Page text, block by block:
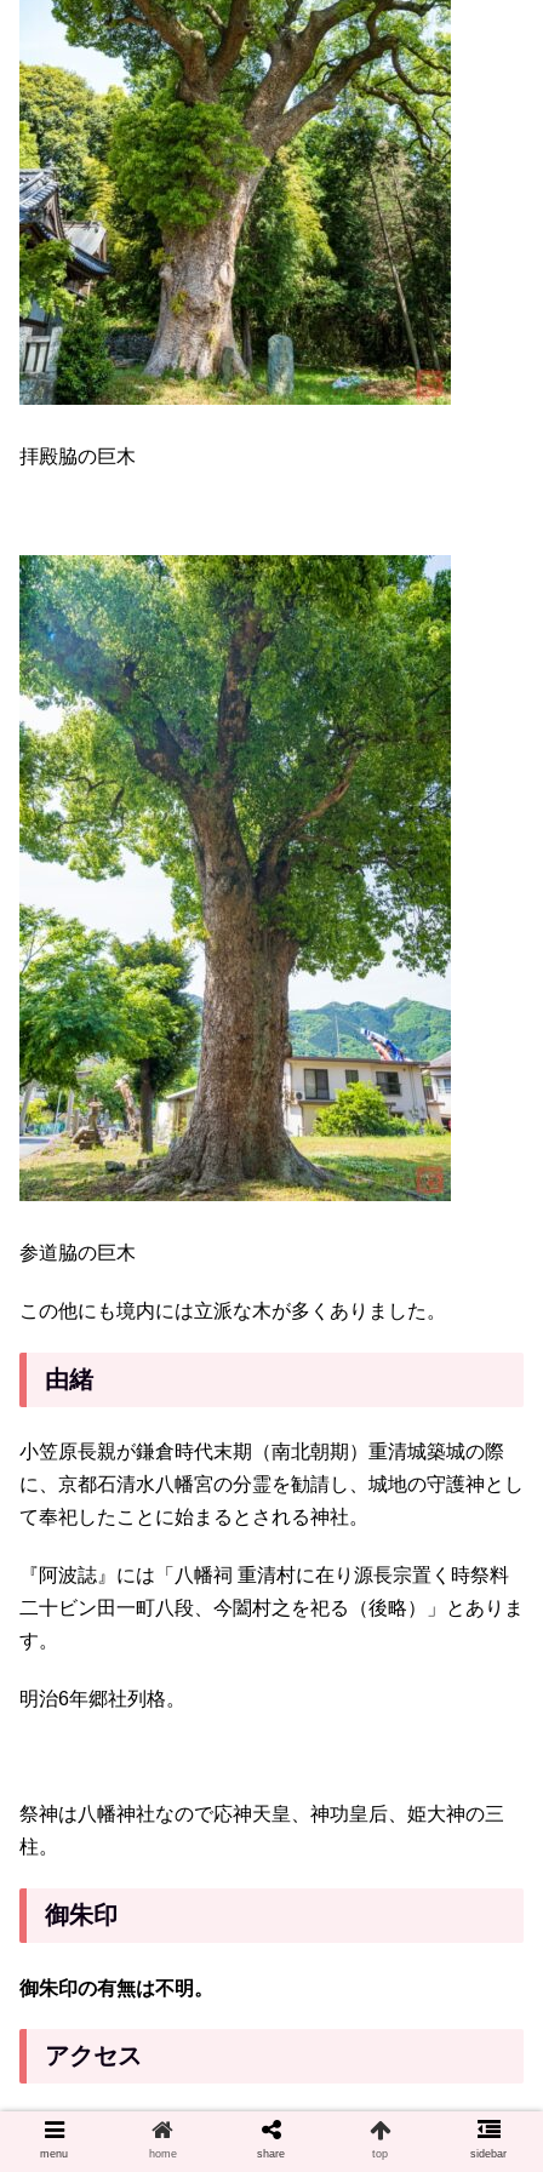
拝殿脇の巨木
参道脇の巨木
この他にも境内には立派な木が多くありました。
由緒
小笠原長親が鎌倉時代末期（南北朝期）重清城築城の際
に、京都石清水八幡宮の分霊を勧請し、城地の守護神とし
て奉祀したことに始まるとされる神社。
『阿波誌』には「八幡祠 重清村に在り源長宗置く時祭料
二十ビン田一町八段、今闔村之を祀る（後略）」とありま
す。
明治6年郷社列格。
祭神は八幡神社なので応神天皇、神功皇后、姫大神の三
柱。
御朱印
御朱印の有無は不明。
アクセス
マルナカ美馬店の北に大人の学校悠々大学（重清西小学校
跡地のカルチャーセンター？）があり、さらにその北に八
menu home share top sidebar